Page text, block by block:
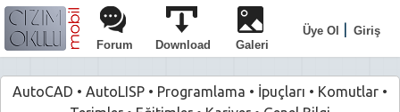
Üye Ol
Giriş
Forum
Download Galeri
AutoCAD • AutoLISP • Programlama • İpuçları • Komutlar •